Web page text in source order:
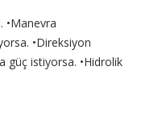
•Manevra
•Direksiyon
güç istiyorsa. •Hidrolik